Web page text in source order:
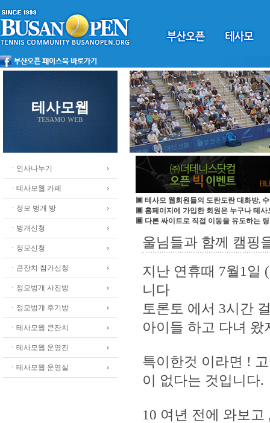
테사모웹
TESAMO WEB
ㆍ인사나누기
ㆍ테사모웹 카페
ㆍ정모 벙개 방
ㆍ벙개신청
ㆍ정모신청
ㆍ큰잔치 참가신청
ㆍ정모벙개 사진방
ㆍ정모벙개 후기방
ㆍ테사모웹 큰잔치
ㆍ테사모웹 운영진
ㆍ테사모웹 운영실
▣ 테사모 웹회원들의 도란도란 대화방,
▣ 홈페이지에 가입한 회원은 누구나 테사
▣ 다른 싸이트로 직접 이동을 유도하는
울님들과 함께 캠핑
지난 연휴때 7월1일
니다
토론토 에서 3시간
아이들 하고 다녀 왔
특이한것 이라면 !
이 없다는 것입니다.
10 여년 전에 와보